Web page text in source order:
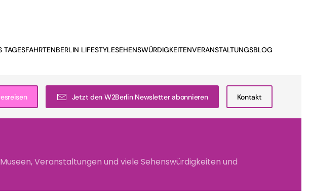
TAGESFAHRTENBERLIN LIFESTYLESEHENSWÜRDIGKEITENVERANSTALTUNGSBLOG
Jetzt den W2Berlin Newsletter abonnieren Kontakt
Veranstaltungen und viele Sehenswürdigkeiten und